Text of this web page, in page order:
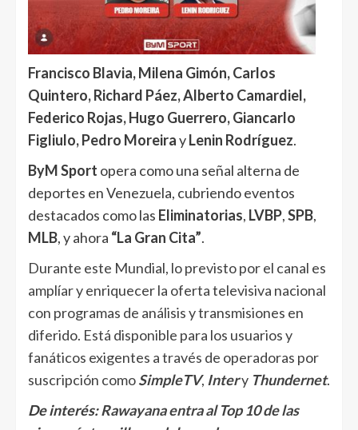
Francisco Blavia, Milena Gimón, Carlos
Quintero, Richard Páez, Alberto Camardiel,
Federico Rojas, Hugo Guerrero, Giancarlo
Figliulo, Pedro MoreirayLenin Rodríguez.
ByM Sport opera como una señal alterna de
deportes en Venezuela, cubriendo eventos
destacados como las Eliminatorias, LVBP,SPB,
MLB, y ahora “La Gran Cita”.
Durante este Mundial, lo previsto por el canal es
amplíar y enriquecer la oferta televisiva nacional
con programas de análisis y transmisiones en
diferido. Está disponible para los usuarios y
fanáticos exigentes a través de operadoras por
suscripción comoSimpleTV, Intery Thundernet.
De interés:Rawayana entra al Top 10 de las